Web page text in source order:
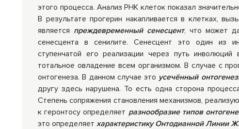
этого процесса. Анализ РНК клеток показал
В результате прогерин накапливается в клетках,
является преждевременный сенесцент, что может
сенесцента в сенилите. Сенесцент это один из
ступенчатой его реализации через путь
тотальное овладение всем организмом. В случае с
онтогенеза. В данном случае это усечённый онтогенез
другу здесь нарушена. То есть одна сторона
Степень сопряжения становления механизмов,
к геронтосу определяет разнообразие типов
это определяет характеристику Онтодианной Линии